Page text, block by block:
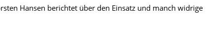
Hansen berichtet über den Einsatz und manch widrige